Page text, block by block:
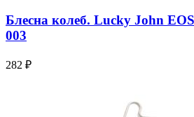
Блесна колеб. Lucky John
003
282 ₽